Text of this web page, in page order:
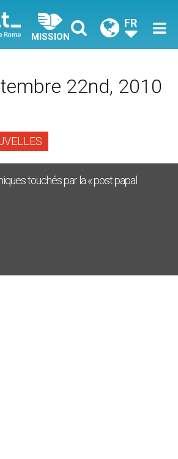
MISSION
FR
22nd, 2010
touchés par la « post papal